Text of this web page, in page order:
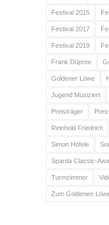
Festival 2015
Festival 2017
Festival 2019
Frank Düpree
Goldener Löwe
Jugend Musiziert
Preisträger
Reinhold Friedrich
Simon Höfele
Sparda Classic-
Turmzimmer
Zum Goldenen